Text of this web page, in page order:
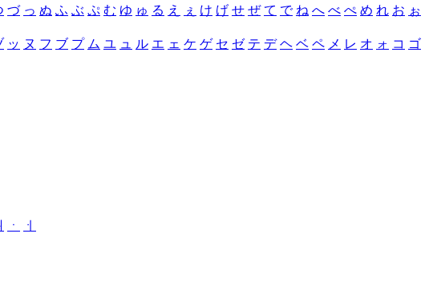
づ っ ぬ ふ ぶ ぷ む ゆ ゅ る え ぇ け げ せ ぜ て で ね へ べ ぺ め れ お ぉ
ッ ヌ フ ブ プ ム ユ ュ ル エ ェ ケ ゲ セ ゼ テ デ ヘ ベ ペ メ レ オ ォ コ ゴ
ㆍ
ㆎ